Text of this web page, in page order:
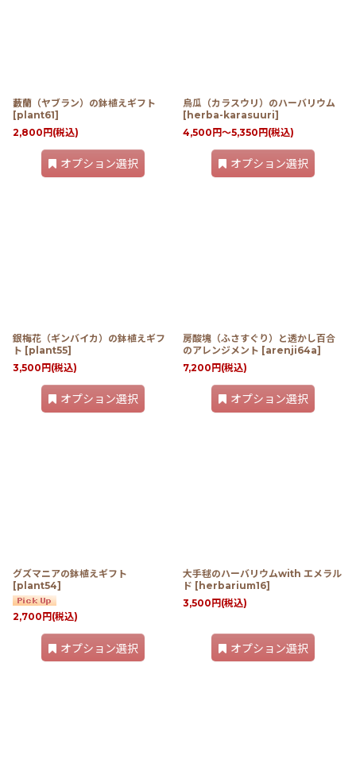
藪蘭（ヤブラン）の鉢植えギフト
[plant61]
2,800 円 (税込)
オプション選択
烏瓜（カラスウリ）のハーバリウム
[ herba-karasuuri]
4,500 円～5,350 円 (税込)
オプション選択
銀梅花（ギンバイカ）の鉢植えギフ
ト [plant55]
3,500 円 (税込)
オプション選択
房酸塊（ふさすぐり）と透かし百合
のアレンジメント [arenji64a]
7,200 円 (税込)
オプション選択
グズマニアの鉢植えギフト
[plant54]
2,700 円 (税込)
オプション選択
大手毬のハーバリウムwith エメラル
ド [ herbarium16]
3,500 円 (税込)
オプション選択